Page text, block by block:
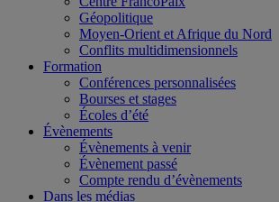
Géopolitique
Moyen-Orient et Afrique du Nord
Conflits multidimensionnels
Formation
Conférences personnalisées
Bourses et stages
Écoles d’été
Évènements
Évènements à venir
Évènement passé
Compte rendu d’évènements
Dans les médias